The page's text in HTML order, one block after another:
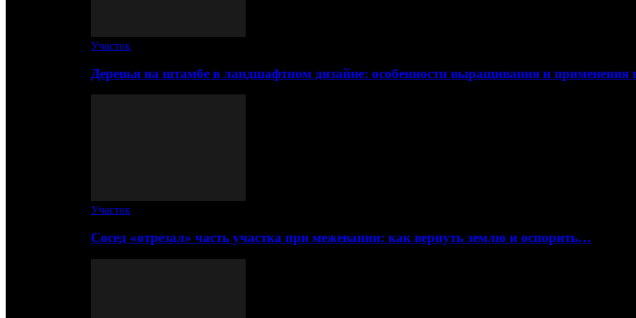
Участок
Деревья на штамбе в ландшафтном дизайне: особенности выращивания и
Участок
Сосед «отрезал» часть участка при межевании: как вернуть землю и оспорить…